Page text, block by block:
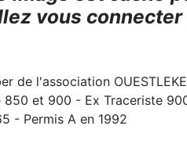
vous
de l'association
850 et 900 - Ex Traceriste
- Permis A en 1992